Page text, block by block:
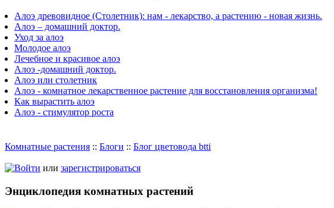
Алоэ древовидное (Столетник): нам - лекарство, а растению - новая жизнь.
Алоэ – домашний доктор.
Уход за алоэ
Молодое алоэ
Лечебное и красивое алоэ
Алоэ -домашний доктор.
Алоэ или столетник
Алоэ - комнатное лекарственное растение для восстановления организма!
Как вырастить алоэ
Алоэ - стимулятор роста
Комнатные растения :: Блоги :: Блог цветовода btti
Войти или зарегистрироваться
Энциклопедия комнатных растений